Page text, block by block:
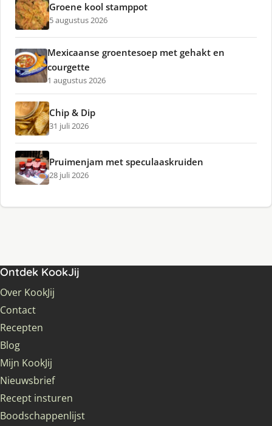
Groene kool stamppot
5 augustus 2026
Mexicaanse groentesoep met gehakt en
courgette
1 augustus 2026
Chip & Dip
31 juli 2026
Pruimenjam met speculaaskruiden
28 juli 2026
Ontdek KookJij
Over KookJij
Contact
Recepten
Blog
Mijn KookJij
Nieuwsbrief
Recept insturen
Boodschappenlijst